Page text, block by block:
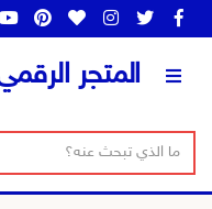
المتجر
س
ص
ا